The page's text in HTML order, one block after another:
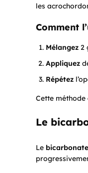
les
Comment
Mélangez 2
Appliquez
Répétez
Cette méthode
Le
Le